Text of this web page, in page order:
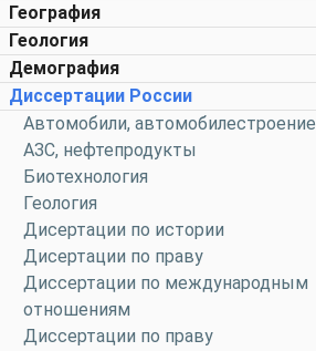
География
Геология
Демография
Диссертации России
Автомобили, автомобилестроение
АЗС, нефтепродукты
Биотехнология
Геология
Дисертации по истории
Дисертации по праву
Диссертации по международным
отношениям
Диссертации по праву